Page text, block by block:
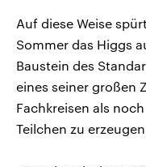
Auf diese Weise
Sommer das Higgs
Baustein des
eines seiner großen
Fachkreisen als
Teilchen zu